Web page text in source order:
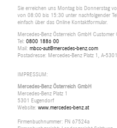
Sie erreichen uns Montag bis Donnerstag
von 08:00 bis 15:30 unter nachfolgender
einfach über das Online Kontaktformular.
Mercedes-Benz Österreich GmbH Customer
Tel: 0800 1886 00
Mail: mbcc-aut@mercedes-benz.com
Postadresse: Mercedes-Benz Platz 1, A-
IMPRESSUM:
Mercedes-Benz Österreich GmbH
Mercedes-Benz Platz 1
5301 Eugendorf
Website: www.mercedes-benz.at
Firmenbuchnummer: FN 67524a